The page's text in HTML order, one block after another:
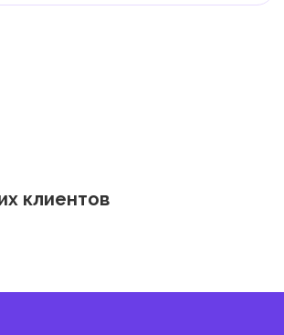
Эти налоги и сборы направлены на
клиентов